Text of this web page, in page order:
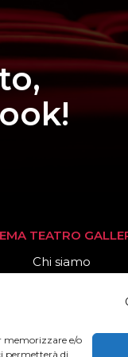
memorizzare e/o
permetterà di
TEATRO
Chi siamo